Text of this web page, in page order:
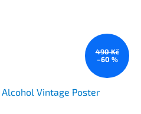
490 Kč
–60 %
Vintage Poster